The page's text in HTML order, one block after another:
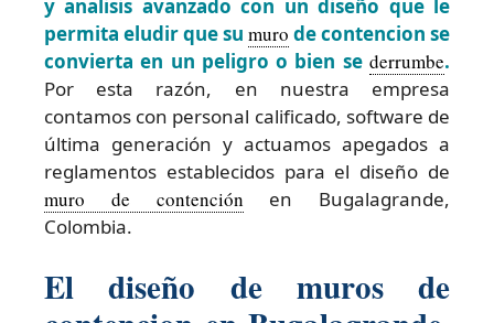
y analisis avanzado con un diseño que le
permita eludir que su muro de contencion se
convierta en un peligro o bien se derrumbe.
Por esta razón, en nuestra empresa
contamos con personal calificado, software de
última generación y actuamos apegados a
reglamentos establecidos para el diseño de
muro de contención en Bugalagrande,
Colombia.
El diseño de muros de